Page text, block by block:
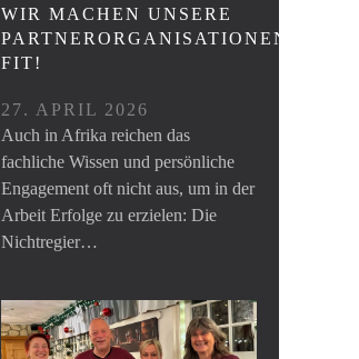
WIR MACHEN UNSERE
PARTNERORGANISATIONEN
FIT!
27. APRIL 2026
Auch in Afrika reichen das
fachliche Wissen und persönliche
Engagement oft nicht aus, um in der
Arbeit Erfolge zu erzielen: Die
Nichtregier…